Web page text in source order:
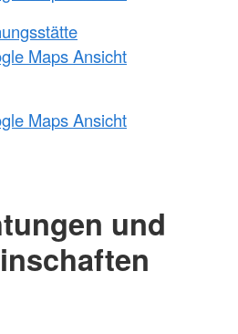
Maps Ansicht
Maps Ansicht
und